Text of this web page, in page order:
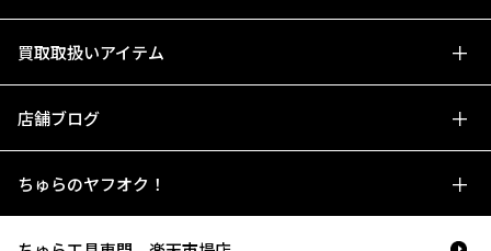
買取取扱いアイテム
店舗ブログ
ちゅらのヤフオク！